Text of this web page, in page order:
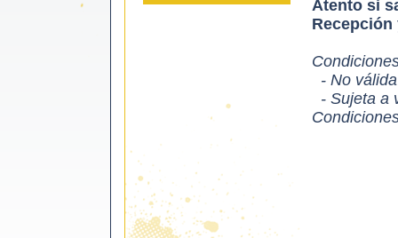
Atento si
- No
- Sujeta a